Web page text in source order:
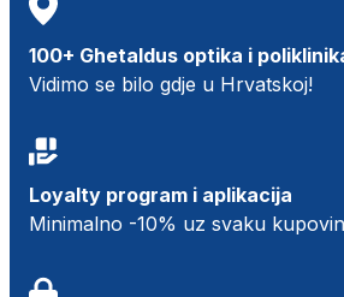
100+ Ghetaldus optika i
Vidimo se bilo gdje u Hrvatskoj!
Loyalty program i aplikacija
Minimalno -10% uz svaku